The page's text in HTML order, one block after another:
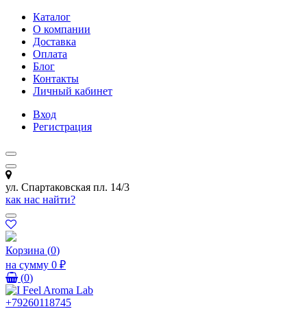
Каталог
О компании
Доставка
Оплата
Блог
Контакты
Личный кабинет
Вход
Регистрация
ул. Спартаковская пл. 14/3
как нас найти?
Корзина (0)
на сумму 0 ₽
(0)
+79260118745